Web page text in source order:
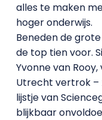
alles te maken
hoger onderwijs.
Beneden de
de top tien voor.
Yvonne van
Utrecht vertrok –
lijstje van
blijkbaar